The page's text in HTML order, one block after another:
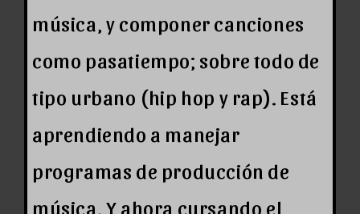
música, y componer canciones
como pasatiempo; sobre todo de
tipo urbano (hip hop y rap). Está
aprendiendo a manejar
programas de producción de
música. Y ahora cursando el